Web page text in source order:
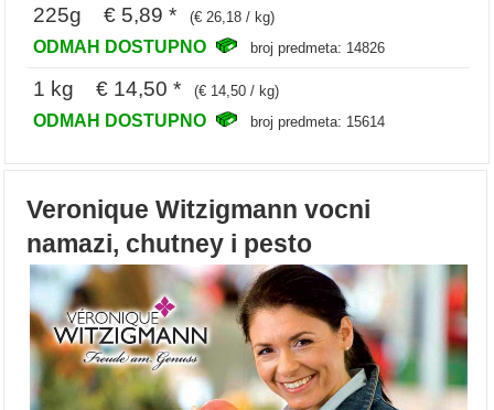
225g € 5,89 * (€ 26,18 / kg)
ODMAH DOSTUPNO broj predmeta: 14826
1 kg € 14,50 * (€ 14,50 / kg)
ODMAH DOSTUPNO broj predmeta: 15614
Veronique Witzigmann vocni
namazi, chutney i pesto